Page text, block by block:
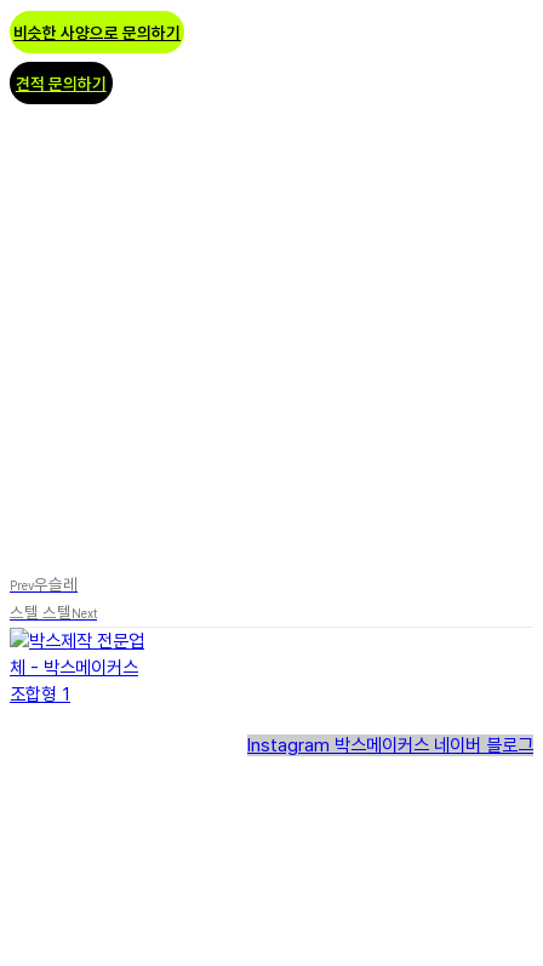
비슷한 사양으로 문의하기
견적 문의하기
Prev우슬레
스텔 스텔 Next
Instagram 박스메이커스 네이버 블로그